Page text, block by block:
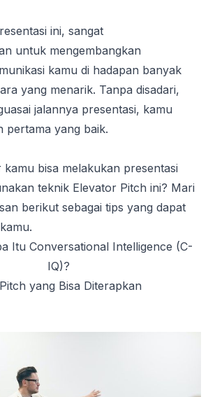
ini, sangat
untuk mengembangkan
kamu di hadapan banyak
yang menarik. Tanpa disadari,
jalannya presentasi, kamu
pertama yang baik.
kamu bisa melakukan presentasi
teknik Elevator Pitch ini? Mari
berikut sebagai tips yang dapat
Itu Conversational Intelligence (C-
IQ)?
yang Bisa Diterapkan